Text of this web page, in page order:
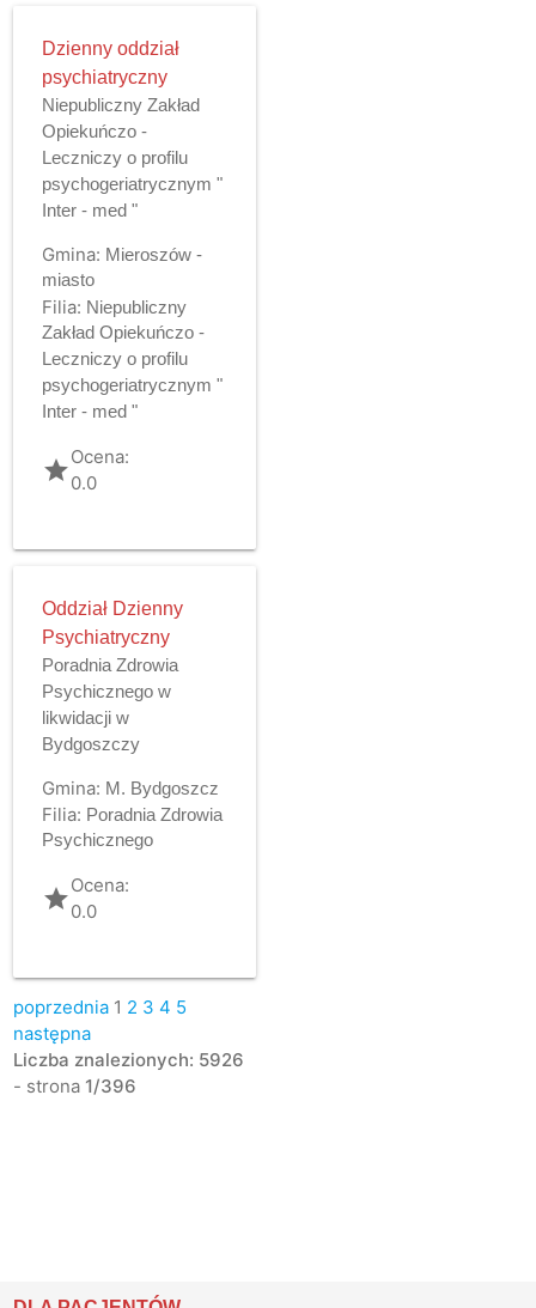
Dzienny oddział
psychiatryczny
Niepubliczny Zakład
Opiekuńczo -
Leczniczy o profilu
psychogeriatrycznym "
Inter - med "
Gmina: Mieroszów -
miasto
Filia: Niepubliczny
Zakład Opiekuńczo -
Leczniczy o profilu
psychogeriatrycznym "
Inter - med "
gradeOcena:
0.0
Oddział Dzienny
Psychiatryczny
Poradnia Zdrowia
Psychicznego w
likwidacji w
Bydgoszczy
Gmina: M. Bydgoszcz
Filia: Poradnia Zdrowia
Psychicznego
gradeOcena:
0.0
poprzednia 1 2 3 4 5
następna
Liczba znalezionych: 5926
- strona 1/396